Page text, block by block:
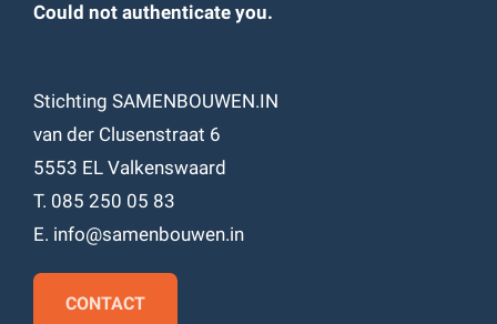
Could not authenticate you.
Stichting SAMENBOUWEN.IN
van der Clusenstraat 6
5553 EL Valkenswaard
T. 085 250 05 83
E. info@samenbouwen.in
CONTACT